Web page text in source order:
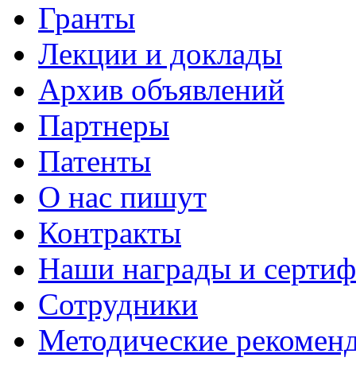
Гранты
Лекции и доклады
Архив объявлений
Партнеры
Патенты
О нас пишут
Контракты
Наши награды и
Сотрудники
Методические